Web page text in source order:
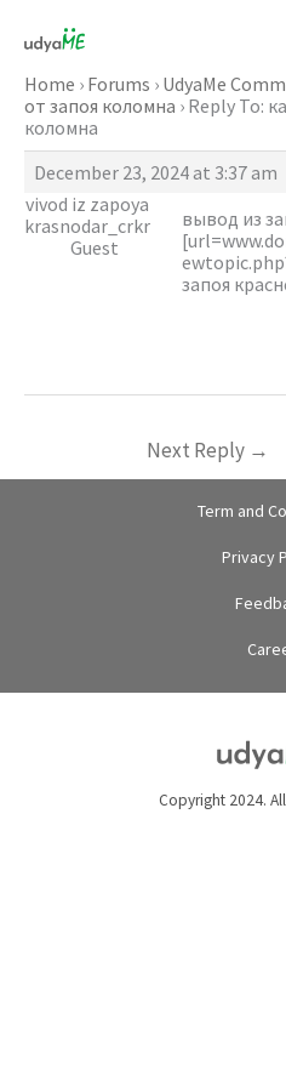
content
Home › Forums › UdyaMe
от запоя коломна › Reply To:
коломна
December 23, 2024 at 3:37 am
vivod iz zapoya
krasnodar_crkr
Guest
вывод из
запоя
Next Reply →
Term and
Privacy
Copyright 2024.